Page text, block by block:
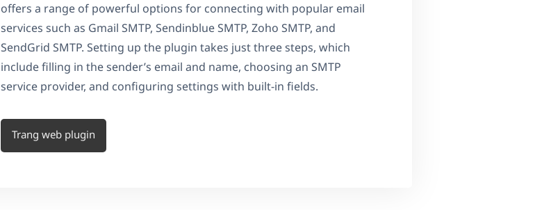
offers a range of powerful options for connecting with popular email
services such as Gmail SMTP, Sendinblue SMTP, Zoho SMTP, and
SendGrid SMTP. Setting up the plugin takes just three steps, which
include filling in the sender’s email and name, choosing an SMTP
service provider, and configuring settings with built-in fields.
Trang web plugin